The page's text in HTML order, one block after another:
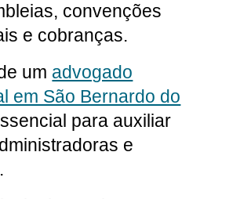
convenções
e cobranças.
um advogado
em São Bernardo do
para auxiliar
e